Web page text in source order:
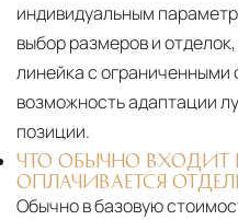
индивидуальным
выбор размеров и
линейка с
возможность адаптации
позиции.
ЧТО ОБЫЧНО ВХОДИТ
ОПЛАЧИВАЕТСЯ
Обычно в базовую